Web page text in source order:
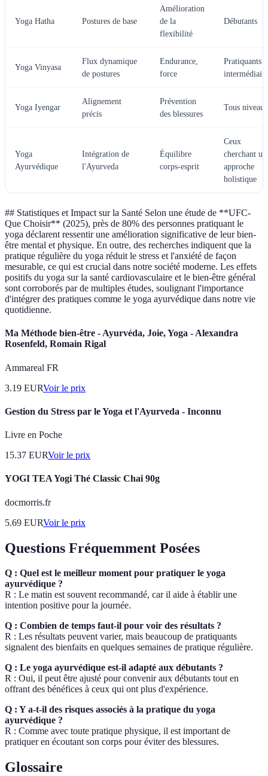
Yoga Hatha Postures de base
Amélioration
de la
flexibilité
Débutants
Yoga Vinyasa
Flux dynamique
de postures
Endurance,
force
Pratiquants
Yoga Iyengar
Alignement
précis
Prévention
des blessures
Tous niveaux
Yoga
Ayurvédique
Intégration de
l'Ayurveda
Équilibre
corps-esprit
Ceux
cherchant
approche
holistique
## Statistiques et Impact sur la Santé Selon une étude de **UFC-
Que Choisir** (2025), près de 80% des personnes pratiquant le
yoga déclarent ressentir une amélioration significative de leur bien-
être mental et physique. En outre, des recherches indiquent que la
pratique régulière du yoga réduit le stress et l'anxiété de façon
mesurable, ce qui est crucial dans notre société moderne. Les effets
positifs du yoga sur la santé cardiovasculaire et le bien-être général
sont corroborés par de multiples études, soulignant l'importance
d'intégrer des pratiques comme le yoga ayurvédique dans notre vie
quotidienne.
Ma Méthode bien-être - Ayurvéda, Joie, Yoga - Alexandra
Rosenfeld, Romain Rigal
Ammareal FR
3.19 EURVoir le prix
Gestion du Stress par le Yoga et l'Ayurveda - Inconnu
Livre en Poche
15.37 EURVoir le prix
YOGI TEA Yogi Thé Classic Chai 90g
docmorris.fr
5.69 EURVoir le prix
Questions Fréquemment Posées
Q : Quel est le meilleur moment pour pratiquer le yoga
ayurvédique ?
R : Le matin est souvent recommandé, car il aide à établir une
intention positive pour la journée.
Q : Combien de temps faut-il pour voir des résultats ?
R : Les résultats peuvent varier, mais beaucoup de pratiquants
signalent des bienfaits en quelques semaines de pratique régulière.
Q : Le yoga ayurvédique est-il adapté aux débutants ?
R : Oui, il peut être ajusté pour convenir aux débutants tout en
offrant des bénéfices à ceux qui ont plus d'expérience.
Q : Y a-t-il des risques associés à la pratique du yoga
ayurvédique ?
R : Comme avec toute pratique physique, il est important de
pratiquer en écoutant son corps pour éviter des blessures.
Glossaire